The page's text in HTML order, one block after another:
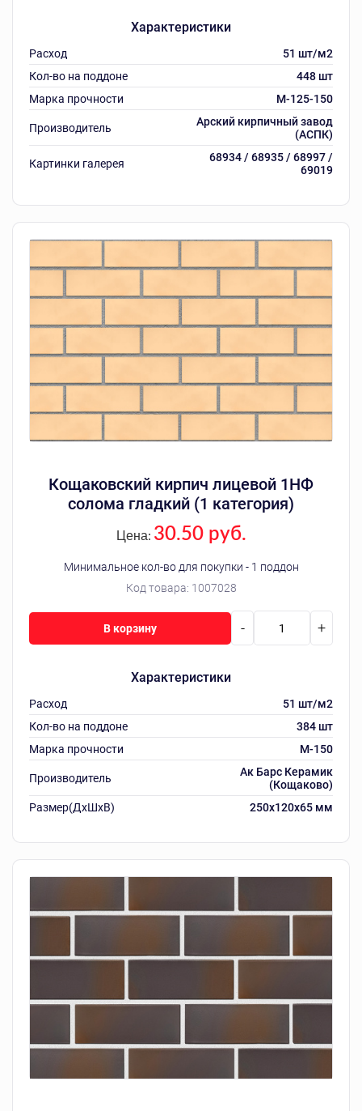
Характеристики
Расход
51 шт/м2
Кол-во на поддоне
448 шт
Марка прочности
M-125-150
Производитель
Арский кирпичный завод
(АСПК)
Картинки галерея
68934 / 68935 / 68997 /
69019
Кощаковский кирпич лицевой 1НФ
солома гладкий (1 категория)
Код товара: 1007028
Цена: 30.50 руб.
Минимальное кол-во для покупки - 1 поддон
Характеристики
Расход
51 шт/м2
Кол-во на поддоне
384 шт
Марка прочности
M-150
Производитель
Ак Барс Керамик
(Кощаково)
Размер(ДхШхВ)
250х120х65 мм
- +
В корзину